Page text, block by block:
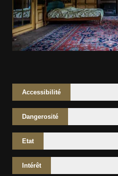
Accessibilité
Dangerosité
Etat
Intérêt